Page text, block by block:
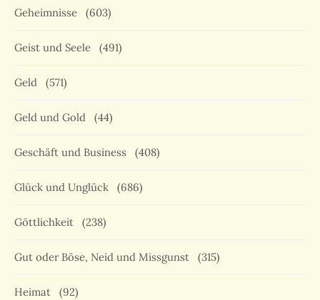
Geheimnisse (603)
Geist und Seele (491)
Geld (571)
Geld und Gold (44)
Geschäft und Business (408)
Glück und Unglück (686)
Göttlichkeit (238)
Gut oder Böse, Neid und Missgunst (315)
Heimat (92)